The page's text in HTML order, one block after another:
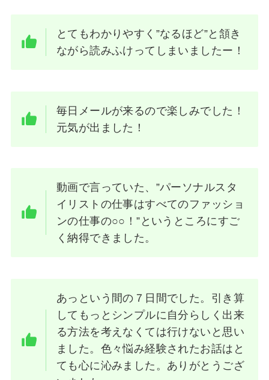
とてもわかりやすく”なるほど”と頷き
ながら読みふけってしまいましたー！
毎日メールが来るので楽しみでした！
元気が出ました！
動画で言っていた、”パーソナルスタ
イリストの仕事はすべてのファッショ
ンの仕事の○○！”というところにすご
く納得できました。
あっという間の７日間でした。引き算
してもっとシンプルに自分らしく出来
る方法を考えなくては行けないと思い
ました。色々悩み経験されたお話はと
ても心に沁みました。ありがとうござ